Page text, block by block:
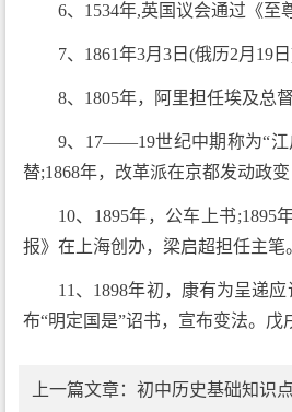
6、1534年,英国议会通过《至
7、1861年3月3日(俄历2月19
8、1805年，阿里担任埃及总
9、17——19世纪中期称为“江
替;1868年，改革派在京都发动政
10、1895年，公车上书
报》在上海创办，梁启超担任主笔
11、1898年初，康有为呈递
布“明定国是”诏书，宣布变法。戊
上一篇文章： 初中历史基础知识